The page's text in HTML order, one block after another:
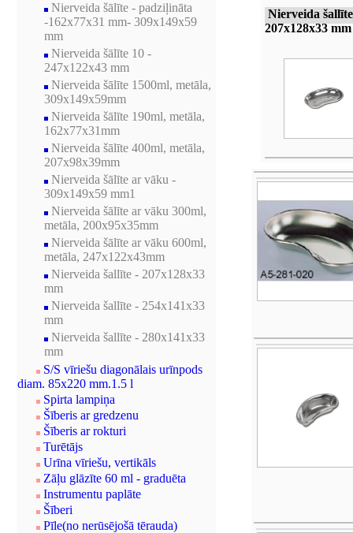
Nierveida šālīte - padziļināta
-162x77x31 mm- 309x149x59
mm
Nierveida šālīte 10 -
247x122x43 mm
Nierveida šālīte 1500ml, metāla,
309x149x59mm
Nierveida šālīte 190ml, metāla,
162x77x31mm
Nierveida šālīte 400ml, metāla,
207x98x39mm
Nierveida šālīte ar vāku -
309x149x59 mm1
Nierveida šālīte ar vāku 300ml,
metāla, 200x95x35mm
Nierveida šālīte ar vāku 600ml,
metāla, 247x122x43mm
Nierveida šallīte - 207x128x33
mm
Nierveida šallīte - 254x141x33
mm
Nierveida šallīte - 280x141x33
mm
S/S vīriešu diagonālais urīnpods
diam. 85x220 mm.1.5 l
Spirta lampiņa
Šīberis ar gredzenu
Šīberis ar rokturi
Turētājs
Urīna vīriešu, vertikāls
Zāļu glāzīte 60 ml - graduēta
Instrumentu paplāte
Šīberi
Pīle(no nerūsējošā tērauda)
Nierveida
207x128x33 mm